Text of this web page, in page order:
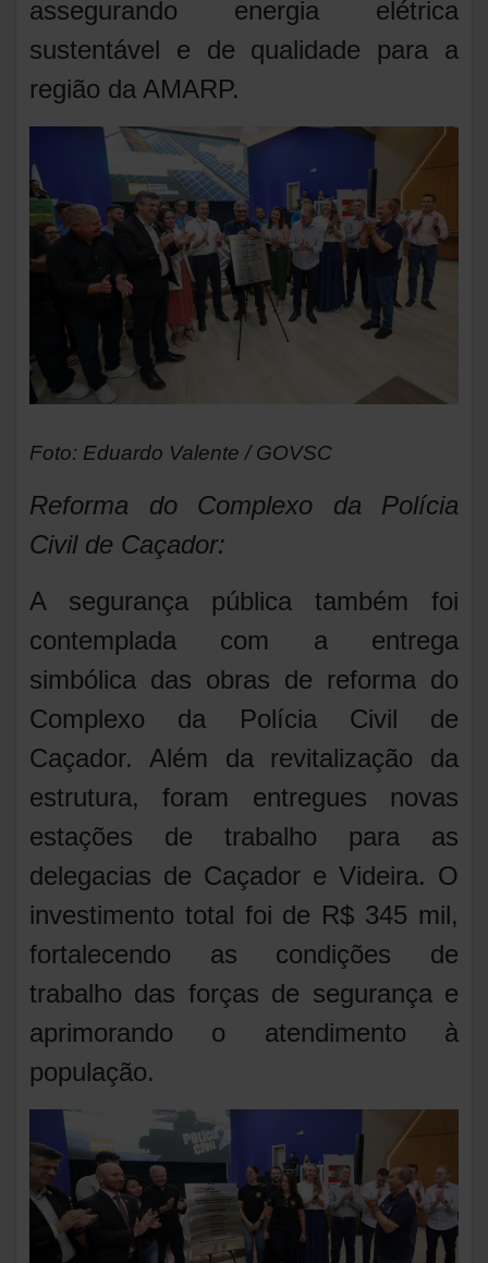
assegurando energia elétrica
sustentável e de qualidade para a
região da AMARP.
Foto: Eduardo Valente / GOVSC
Reforma do Complexo da Polícia
Civil de Caçador:
A segurança pública também foi
contemplada com a entrega
simbólica das obras de reforma do
Complexo da Polícia Civil de
Caçador. Além da revitalização da
estrutura, foram entregues novas
estações de trabalho para as
delegacias de Caçador e Videira. O
investimento total foi de R$ 345 mil,
fortalecendo as condições de
trabalho das forças de segurança e
aprimorando o atendimento à
população.